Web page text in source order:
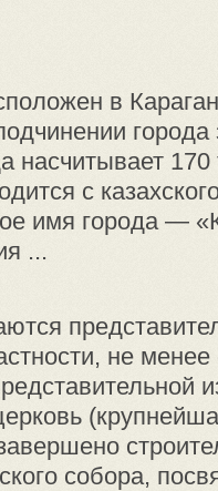
в
города
насчитывает
с
имя города —
...
не менее
собора,